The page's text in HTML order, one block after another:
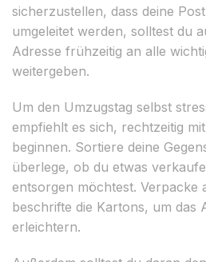
sicherzustellen, dass deine
umgeleitet werden, solltest du
Adresse frühzeitig an alle
weitergeben.
Um den Umzugstag selbst
empfiehlt es sich, rechtzeitig
beginnen. Sortiere deine
überlege, ob du etwas
entsorgen möchtest. Verpacke
beschrifte die Kartons, um das
erleichtern.